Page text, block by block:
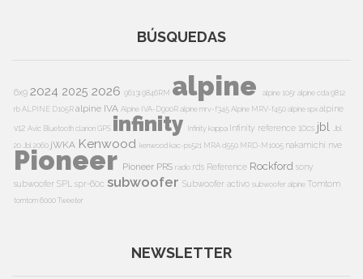
BÚSQUEDAS
6x9 2024 2025 2026 9613i9846RM alpine alpine 105r alpine cda 9812
rbALPINE D105Ralpine IVA Alpine IVA-D900Ralpine mrv-f345Alpine MRV-f450alpine spxalpine
v12 Avic BluetoothclarionGPS infinity Infinity kappa Infinity reference 10cs jbl
Jbl
20 Jbl 2060 jWKA Kenwood kenwood kac-ps521 MRA d550 MRD-M1005 nakamichi nve
Pioneer Pioneer PRS radio rds Reference Rockford sony
subwoofer SPL spr-60c subwoofer Subwoofer activo subwoofer alpine Tomtom
tomtom 6000Tweeter
NEWSLETTER